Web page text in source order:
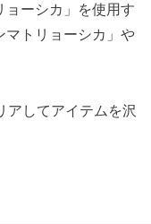
ョーシカ」を使用す
マトリョーシカ」や
アしてアイテムを沢